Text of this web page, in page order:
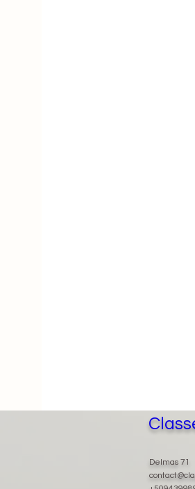
Delmas 71